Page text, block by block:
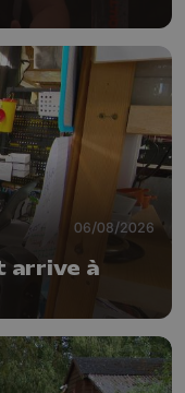
06/08/2026
arrive à